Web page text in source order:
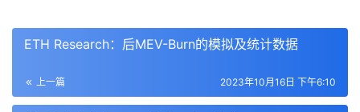
存储在称为 Hub 的链下节点网络中，与完全链上解决方案
说，Lens 正在通过其新的 L3 Momoka，朝着更加链下的
方式修正。
ETH Research：后MEV-Burn的模拟及统计数据
上一篇 2023年10月16日 下午6:10